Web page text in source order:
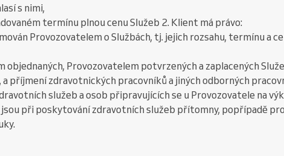
s nimi,
termínu plnou cenu Služeb 2. Klient má právo:
Provozovatelem o Službách, tj. jejich rozsahu, termínu a
Provozovatelem potvrzených a zaplacených
a příjmení zdravotnických pracovníků a jiných odborných
služeb a osob připravujících se u Provozovatele na
při poskytování zdravotních služeb přítomny, popřípadě